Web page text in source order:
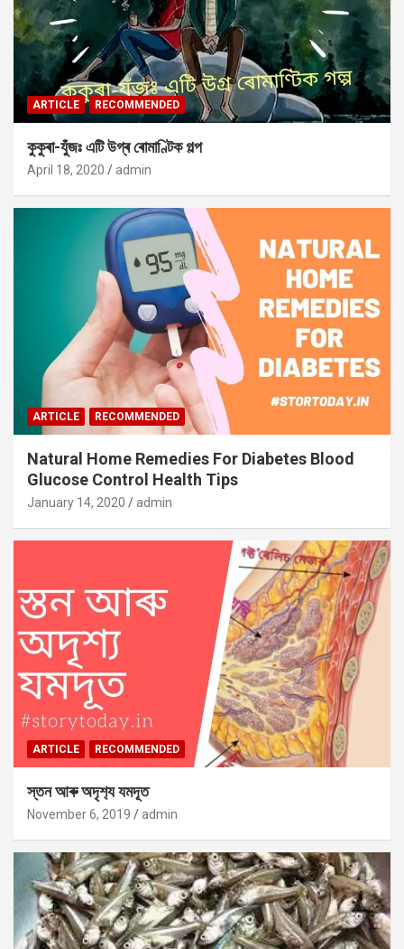
ARTICLE RECOMMENDED
কুকুৰা-যুঁজঃ এটি উগ্ৰ ৰোমাণ্টিক গল্প
April 18, 2020 admin
ARTICLE RECOMMENDED
Natural Home Remedies For Diabetes Blood
Glucose Control Health Tips
January 14, 2020 admin
ARTICLE RECOMMENDED
স্তন আৰু অদৃশ‍্য যমদূত
November 6, 2019 admin